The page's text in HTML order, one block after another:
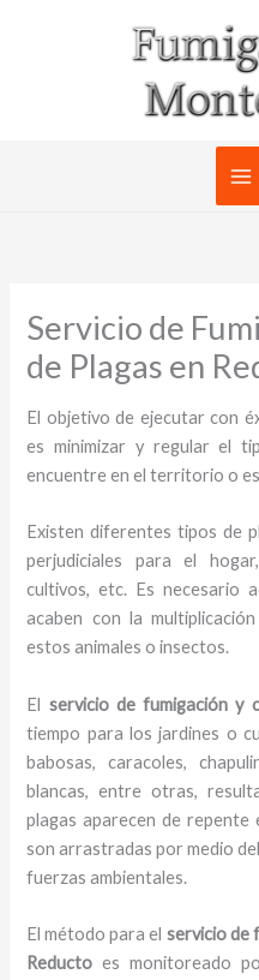
Servicio de
de Plagas en
El objetivo de ejecutar con
es minimizar y regular el
encuentre en el territorio o
Existen diferentes tipos de
perjudiciales para el
cultivos, etc. Es necesario
acaben con la
estos animales o insectos.
El servicio de fumigación y
tiempo para los jardines o
babosas, caracoles,
blancas, entre otras,
plagas aparecen de
son arrastradas por medio
fuerzas ambientales.
El método para el servicio de
Reducto es monitoreado